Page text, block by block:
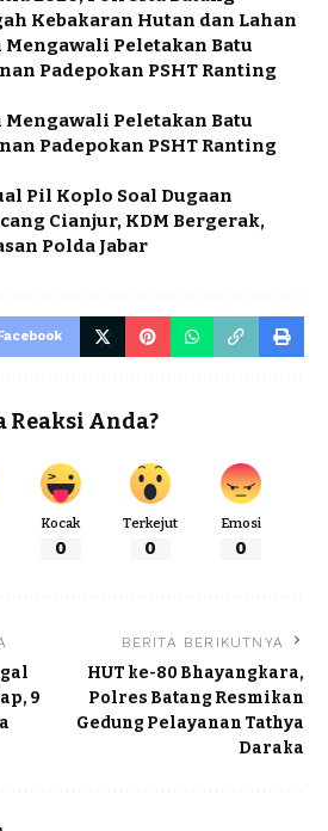
Kebakaran Hutan dan Lahan
Peletakan Batu
Padepokan PSHT Ranting
Peletakan Batu
Padepokan PSHT Ranting
Pil Koplo Soal Dugaan
Cianjur, KDM Bergerak,
Polda Jabar
Reaksi Anda?
Kocak
0
Terkejut
0
Emosi
0
9
BERITA BERIKUTNYA
HUT ke-80 Bhayangkara,
Polres Batang Resmikan
Gedung Pelayanan Tathya
Daraka